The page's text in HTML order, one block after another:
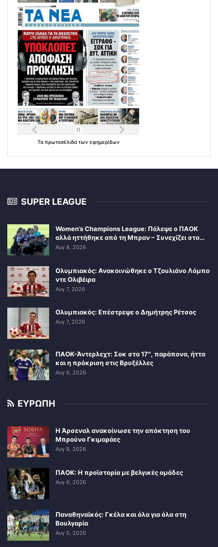
Τα πρωτοσέλιδα των εφημερίδων
SUPER LEAGUE
Women’s Champions League: Πάλεψε ο ΠΑΟΚ
αλλά ηττήθηκε από τη Μπραν – Συνεχίζει στο…
Αυγ 8, 2026
Ολυμπιακός: Ανακοινώθηκε ο Τζουλιάνο Λόμπο
ντε Ολιβέιρα
Αυγ 7, 2026
Ολυμπιακός: Επέστρεψε ο Δημήτρης Ρέτσος
Αυγ 7, 2026
ΠΑΟΚ-Άντερλεχτ: Σοκ στα 17″, παράπονα, ήττα
και η πρόκριση στις Βρυξέλλες
Αυγ 6, 2026
ΕΥΡΩΠΗ
Η Άρσεναλ ανακοίνωσε την απόκτηση του
Μπρούνο Γκιμαράες
Αυγ 8, 2026
ΠΑΟΚ: Η προϊστορία με βελγικές ομάδες
Αυγ 6, 2026
Παναθηναϊκός: Γκέλα και όλα για όλα στη
Βουλγαρία
Αυγ 5, 2026